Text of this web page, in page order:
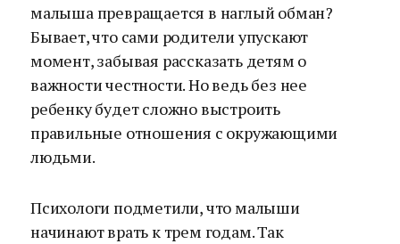
малыша превращается в наглый обман?
Бывает, что сами родители упускают
момент, забывая рассказать детям о
важности честности. Но ведь без нее
ребенку будет сложно выстроить
правильные отношения с окружающими
людьми.
Психологи подметили, что малыши
начинают врать к трем годам. Так